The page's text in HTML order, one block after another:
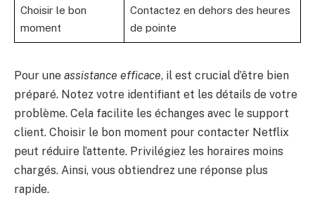
Choisir le bon
moment
Contactez en dehors des heures
de pointe
Pour une assistance efficace, il est crucial d’être bien
préparé. Notez votre identifiant et les détails de votre
problème. Cela facilite les échanges avec le support
client. Choisir le bon moment pour contacter Netflix
peut réduire l’attente. Privilégiez les horaires moins
chargés. Ainsi, vous obtiendrez une réponse plus
rapide.